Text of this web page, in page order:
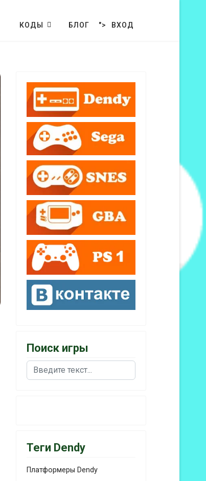
КОДЫ БЛОГ "> ВХОД
Поиск игры
Поиск
Теги Dendy
Платформеры Dendy